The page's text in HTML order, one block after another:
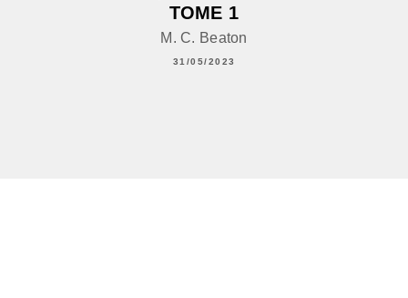
TOME 1
M. C. Beaton
31/05/2023